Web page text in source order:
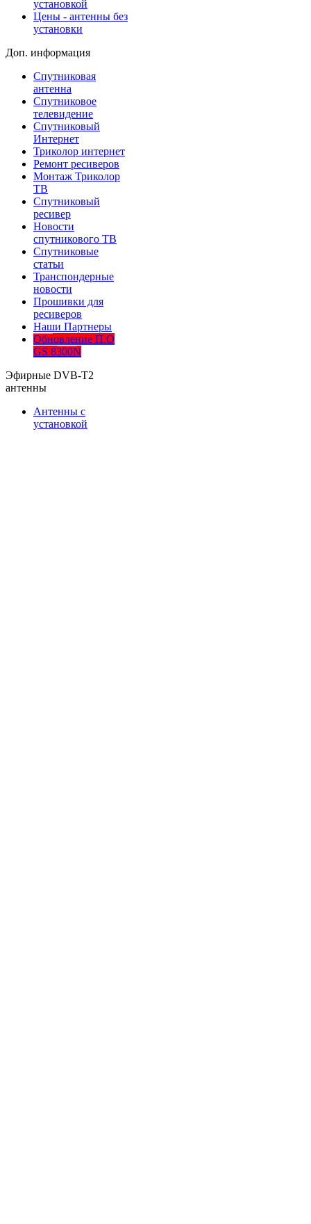
установкой
Цены - антенны без
установки
Доп. информация
Спутниковая
антенна
Спутниковое
телевидение
Спутниковый
Интернет
Триколор интернет
Ремонт ресиверов
Монтаж Триколор
ТВ
Спутниковый
ресивер
Новости
спутникового ТВ
Спутниковые
статьи
Транспондерные
новости
Прошивки для
ресиверов
Наши Партнеры
Обновление П.О
GS 8300N
Эфирные DVB-T2
антенны
Антенны с
установкой